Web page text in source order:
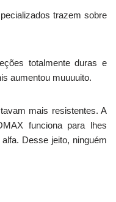
trazem sobre
totalmente duras e
aumentou muuuuito.
mais resistentes. A
funciona para lhes
Desse jeito, ninguém